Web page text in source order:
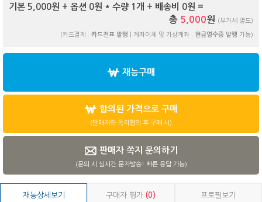
기본 5,000원 + 옵션 0원 * 수량 1 개 + 배송비 0원 =
총 5,000원 (부가세 별도)
(카드결제 : 카드전표 발행 | 계좌이체 및 가상계좌 : 현금영수증 발행 가능)
재능구매
합의된 가격으로 구매
(판매자와 쪽지협의 후 구매 시)
판매자 쪽지 문의하기
(문의 시 실시간 문자발송! 빠른 응답 가능)
재능상세보기 구매자 평가(0) 프로필보기